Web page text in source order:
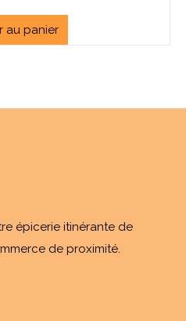
au panier
épicerie itinérante de
de proximité.